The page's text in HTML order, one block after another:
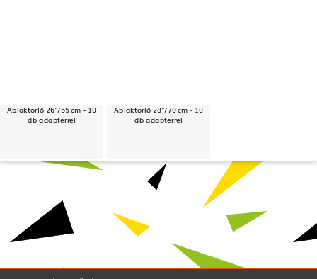
Ablaktörlő 26"/65 cm - 10
db adapterrel
Ablaktörlő 28"/70 cm - 10
db adapterrel